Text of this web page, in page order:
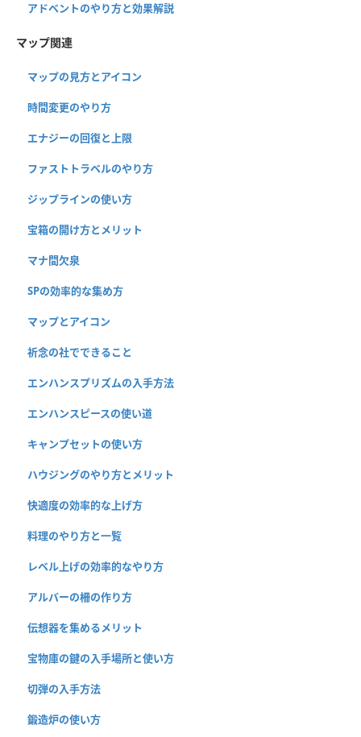
アドベントのやり方と効果解説
マップ関連
マップの見方とアイコン
時間変更のやり方
エナジーの回復と上限
ファストトラベルのやり方
ジップラインの使い方
宝箱の開け方とメリット
マナ間欠泉
SPの効率的な集め方
マップとアイコン
祈念の社でできること
エンハンスプリズムの入手方法
エンハンスピースの使い道
キャンプセットの使い方
ハウジングのやり方とメリット
快適度の効率的な上げ方
料理のやり方と一覧
レベル上げの効率的なやり方
アルバーの柵の作り方
伝想器を集めるメリット
宝物庫の鍵の入手場所と使い方
切弾の入手方法
鍛造炉の使い方